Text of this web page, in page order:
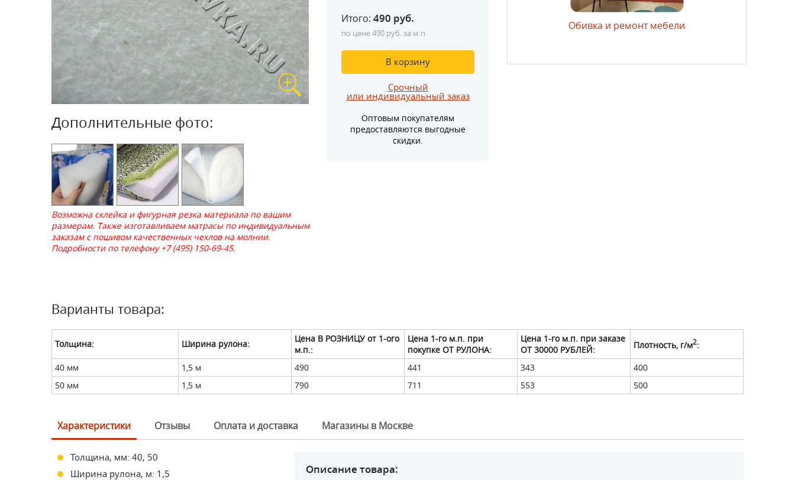
Дополнительные фото:
Возможна склейка и фигурная резка материала по вашим
размерам. Также изготавливаем матрасы по индивидуальным
заказам с пошивом качественных чехлов на молнии.
Подробности по телефону +7 (495) 150-69-45.
Итого: 490 руб.
по цене490 руб. за м.п.
В корзину
Срочный
или индивидуальный заказ
Оптовым покупателям
предоставляются выгодные
скидки.
Обивка и ремонт мебели
Варианты товара:
Толщина: Ширина рулона: Цена В РОЗНИЦУ от 1-ого
м.п.:
Цена 1-го м.п. при
покупке ОТ РУЛОНА:
Цена 1-го м.п. при заказе
ОТ 30000 РУБЛЕЙ:
Плотность, г/м2:
40 мм 1,5 м 490 441 343
400
50 мм
1,5 м 790 711 553 500
Характеристики Отзывы Оплата и доставка Магазины в Москве
Толщина, мм: 40, 50
Ширина рулона, м: 1,5
Описание товара: